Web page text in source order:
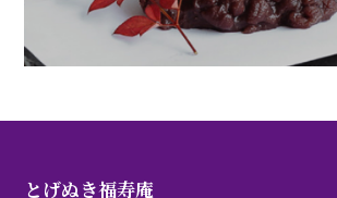
とげぬき福寿庵